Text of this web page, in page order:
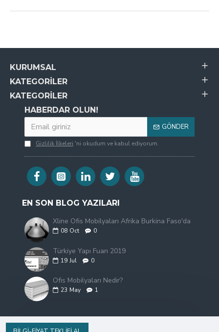
KURUMSAL
KATEGORILER
KATEGORILER
HABERDAR OLUN!
GÖNDER
Gizlilik İlkeleri 'ni okudum ve kabul ediyorum.
EN SON BLOG YAZILARI
Xline Ofis Mobilyaları Afrika Burkina Faso'da
08 Oct 0
Türkiye Yapı Fuarı 2019
19 Jul 0
Ofis Mobilyaları Nedir?
23 May 1